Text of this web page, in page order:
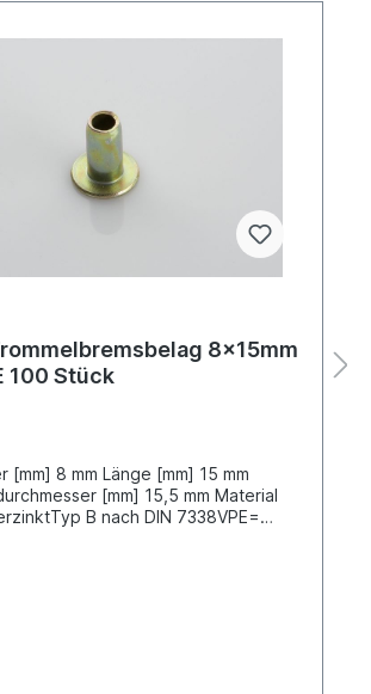
8x15mm
100 Stück
[mm] 8 mm Länge [mm] 15 mm
[mm] 15,5 mm Material
B nach DIN 7338VPE=